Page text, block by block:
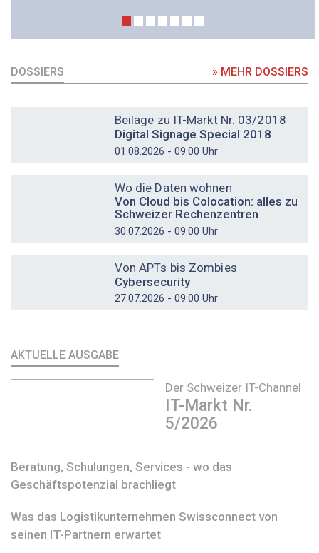
DOSSIERS » MEHR DOSSIERS
Beilage zu IT-Markt Nr. 03/2018
Digital Signage Special 2018
01.08.2026 - 09:00 Uhr
Wo die Daten wohnen
Von Cloud bis Colocation: alles zu
Schweizer Rechenzentren
30.07.2026 - 09:00 Uhr
Von APTs bis Zombies
Cybersecurity
27.07.2026 - 09:00 Uhr
AKTUELLE AUSGABE
Der Schweizer IT-Channel
IT-Markt Nr.
5/2026
Beratung, Schulungen, Services - wo das
Geschäftspotenzial brachliegt
Was das Logistikunternehmen Swissconnect von
seinen IT-Partnern erwartet